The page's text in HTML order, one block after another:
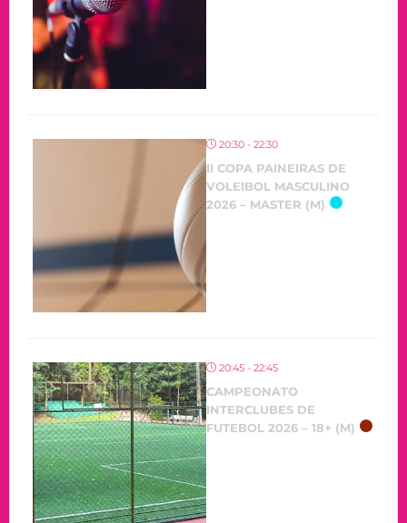
20:30 - 22:30
II COPA PAINEIRAS DE
VOLEIBOL MASCULINO
2026 – MASTER (M)
20:45 - 22:45
CAMPEONATO
INTERCLUBES DE
FUTEBOL 2026 – 18+ (M)